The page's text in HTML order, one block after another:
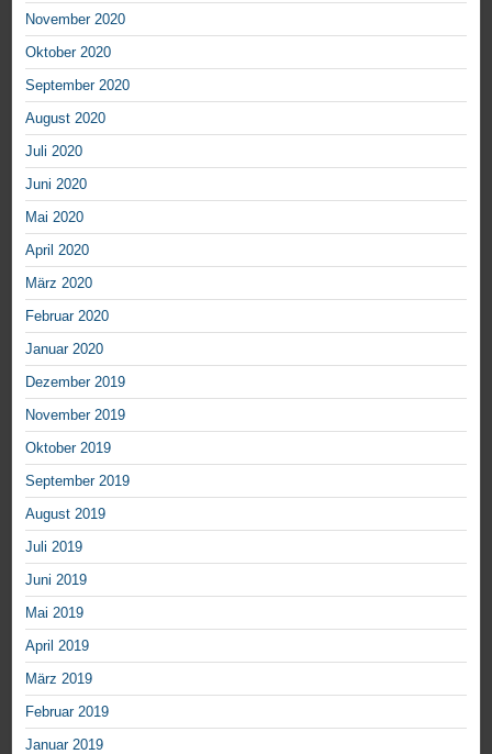
November 2020
Oktober 2020
September 2020
August 2020
Juli 2020
Juni 2020
Mai 2020
April 2020
März 2020
Februar 2020
Januar 2020
Dezember 2019
November 2019
Oktober 2019
September 2019
August 2019
Juli 2019
Juni 2019
Mai 2019
April 2019
März 2019
Februar 2019
Januar 2019